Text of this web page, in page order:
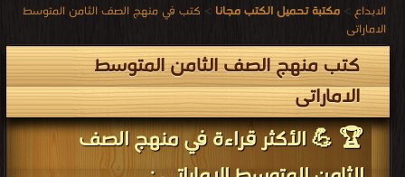
الابداع > مكتبة تحميل الكتب مجانا > كتب في منهج الصف الثامن المتوسط
الاماراتى
كتب منهج الصف الثامن المتوسط
الاماراتى
🏆 💪 الأكثر قراءة في منهج الصف